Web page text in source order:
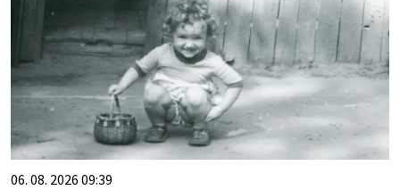
06. 08. 2026 09:39